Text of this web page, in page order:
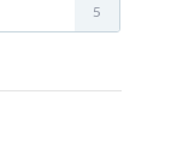
5